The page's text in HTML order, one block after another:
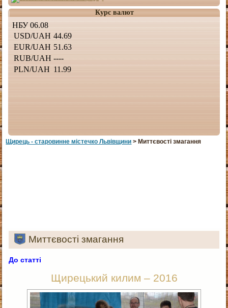
Курс валют
Щирець - старовинне мiстечко Львiвщини > Миттєвості змагання
Миттєвості змагання
До статті
Щирецький килим – 2016